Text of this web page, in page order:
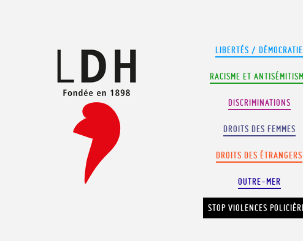
LIBERTÉS / DÉMOCRATIE
RACISME ET
DISCRIMINATIONS
DROITS DES FEMMES
DROITS DES ÉTRANGERS
OUTRE-MER
STOP VIOLENCES